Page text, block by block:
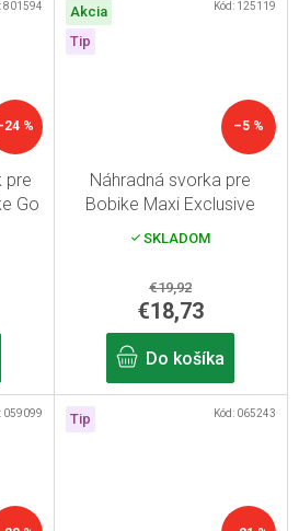
%
pre
Go
801594
Akcia
Tip
–5 %
Náhradná svorka pre
Bobike Maxi Exclusive
SKLADOM
€19,92
€18,73
Do košíka
Kód: 125119
059099 Tip Kód: 065243